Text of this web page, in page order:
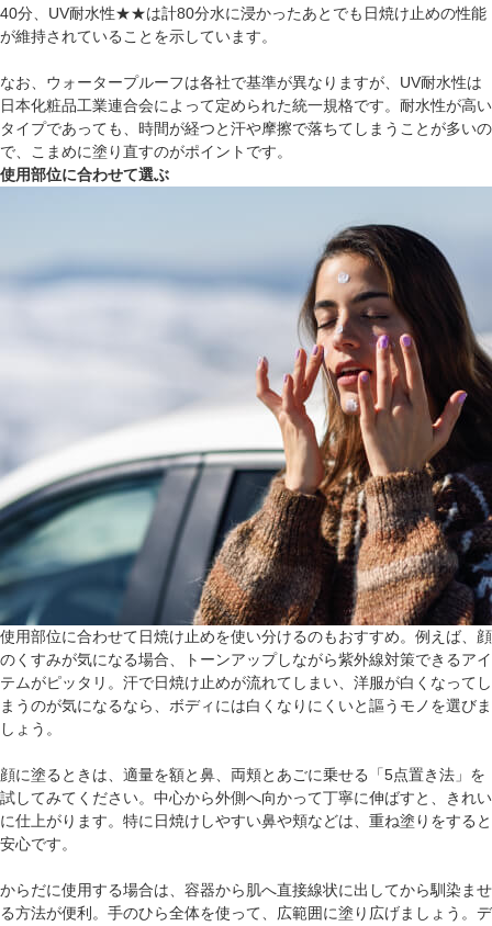
40分、UV耐水性★★は計80分水に浸かったあとでも日焼け止めの性能
が維持されていることを示しています。
なお、ウォータープルーフは各社で基準が異なりますが、UV耐水性は
日本化粧品工業連合会によって定められた統一規格です。耐水性が高い
タイプであっても、時間が経つと汗や摩擦で落ちてしまうことが多いの
で、こまめに塗り直すのがポイントです。
使用部位に合わせて選ぶ
使用部位に合わせて日焼け止めを使い分けるのもおすすめ。例えば、顔
のくすみが気になる場合、トーンアップしながら紫外線対策できるアイ
テムがピッタリ。汗で日焼け止めが流れてしまい、洋服が白くなってし
まうのが気になるなら、ボディには白くなりにくいと謳うモノを選びま
しょう。
顔に塗るときは、適量を額と鼻、両頬とあごに乗せる「5点置き法」を
試してみてください。中心から外側へ向かって丁寧に伸ばすと、きれい
に仕上がります。特に日焼けしやすい鼻や頬などは、重ね塗りをすると
安心です。
からだに使用する場合は、容器から肌へ直接線状に出してから馴染ませ
る方法が便利。手のひら全体を使って、広範囲に塗り広げましょう。デ